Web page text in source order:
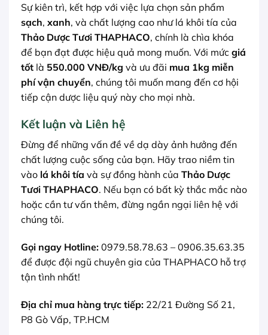
Sự kiên trì, kết hợp với việc lựa chọn sản phẩm
sạch, xanh, và chất lượng cao như lá khôi tía của
Thảo Dược Tươi THAPHACO, chính là chìa khóa
để bạn đạt được hiệu quả mong muốn. Với mức giá
tốt là 550.000 VNĐ/kg và ưu đãi mua 1kg miễn
phí vận chuyển, chúng tôi muốn mang đến cơ hội
tiếp cận dược liệu quý này cho mọi nhà.
Kết luận và Liên hệ
Đừng để những vấn đề về dạ dày ảnh hưởng đến
chất lượng cuộc sống của bạn. Hãy trao niềm tin
vào lá khôi tía và sự đồng hành của Thảo Dược
Tươi THAPHACO. Nếu bạn có bất kỳ thắc mắc nào
hoặc cần tư vấn thêm, đừng ngần ngại liên hệ với
chúng tôi.
Gọi ngay Hotline: 0979.58.78.63 – 0906.35.63.35
để được đội ngũ chuyên gia của THAPHACO hỗ trợ
tận tình nhất!
Địa chỉ mua hàng trực tiếp: 22/21 Đường Số 21,
P8 Gò Vấp, TP.HCM